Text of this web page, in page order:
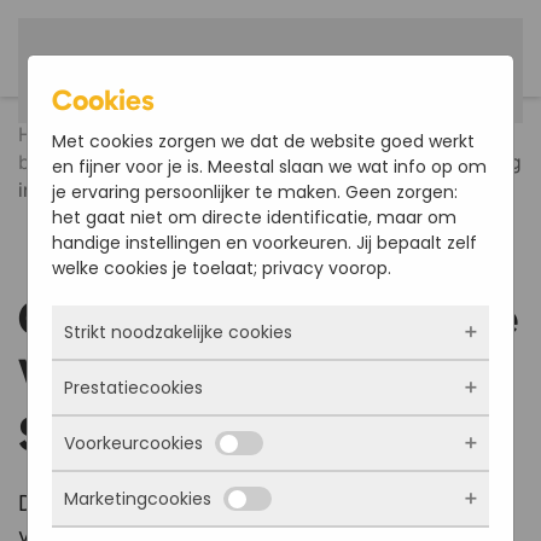
Home Referenties
Fiets- en voetgangers
bruggen
GVK Brugdek renovatie Voetgangersbrug
in Stadt Meschede
GVK Brugdek renovatie
Voetgangersbrug in
Stadt Meschede
De GVK Brugdek renovatie van de
voetgangersbrug in Stadt Meschede was er één
Cookies
Met cookies zorgen we dat de website goed werkt
en fijner voor je is. Meestal slaan we wat info op om
je ervaring persoonlijker te maken. Geen zorgen:
het gaat niet om directe identificatie, maar om
handige instellingen en voorkeuren. Jij bepaalt zelf
welke cookies je toelaat; privacy voorop.
Strikt noodzakelijke cookies
Deze cookies zorgen ervoor dat de website
überhaupt werkt. Ze zijn dus altijd actief en
kunnen niet worden uitgezet. Meestal worden
ze alleen geplaatst als jij iets doet, zoals
inloggen, een formulier invullen of je
privacyvoorkeuren opslaan. Je kunt je browser
Prestatiecookies
Met deze cookies zien we hoe vaak onze site
bezocht wordt, waar bezoekers vandaan
komen en welke pagina’s populair zijn. Zo
kunnen we de website blijven verbeteren.
Voorkeurcookies
Deze cookies onthouden jouw voorkeuren.
Bijvoorbeeld taalkeuze of ingevulde gegevens.
Marketingcookies